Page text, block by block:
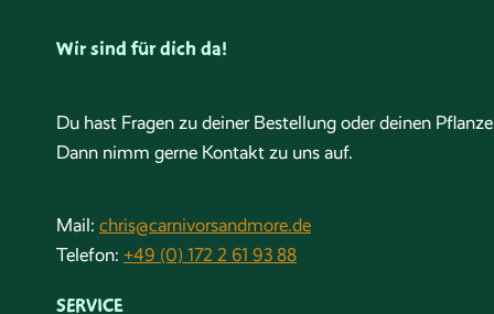
Wir sind für dich da!
Du hast Fragen zu deiner Bestellung oder deinen
Dann nimm gerne Kontakt zu uns auf.
Mail: chris@carnivorsandmore.de
Telefon: +49 (0) 172 2 61 93 88
SERVICE